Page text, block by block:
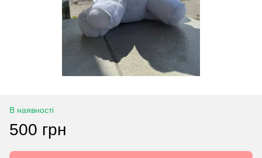
В наявності
500 грн